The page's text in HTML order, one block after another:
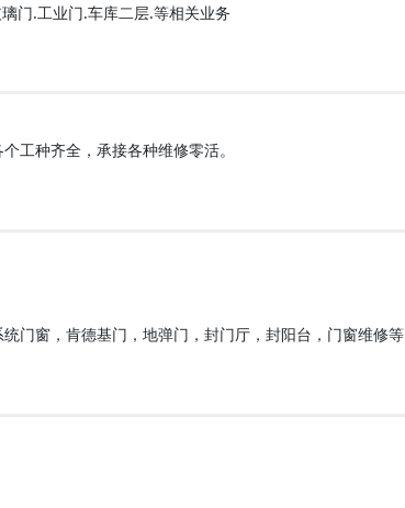
门.工业门.车库二层.等相关业务
工种齐全，承接各种维修零活。
门窗，肯德基门，地弹门，封门厅，封阳台，门窗维修等